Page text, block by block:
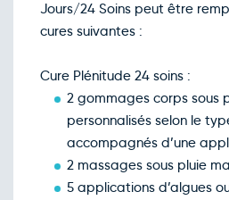
Jours/24 Soins peut être
cures suivantes :
Cure Plénitude 24 soins :
2 gommages corps sous
personnalisés selon le
accompagnés d’une
2 massages sous pluie
5 applications d’algues